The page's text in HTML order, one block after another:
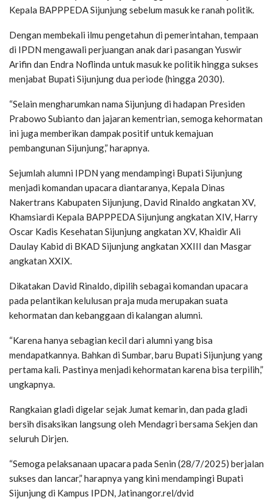
Kepala BAPPPEDA Sijunjung sebelum masuk ke ranah politik.
Dengan membekali ilmu pengetahun di pemerintahan, tempaan
di IPDN mengawali perjuangan anak dari pasangan Yuswir
Arifin dan Endra Noflinda untuk masuk ke politik hingga sukses
menjabat Bupati Sijunjung dua periode (hingga 2030).
“Selain mengharumkan nama Sijunjung di hadapan Presiden
Prabowo Subianto dan jajaran kementrian, semoga kehormatan
ini juga memberikan dampak positif untuk kemajuan
pembangunan Sijunjung,” harapnya.
Sejumlah alumni IPDN yang mendampingi Bupati Sijunjung
menjadi komandan upacara diantaranya, Kepala Dinas
Nakertrans Kabupaten Sijunjung, David Rinaldo angkatan XV,
Khamsiardi Kepala BAPPPEDA Sijunjung angkatan XIV, Harry
Oscar Kadis Kesehatan Sijunjung angkatan XV, Khaidir Ali
Daulay Kabid di BKAD Sijunjung angkatan XXIII dan Masgar
angkatan XXIX.
Dikatakan David Rinaldo, dipilih sebagai komandan upacara
pada pelantikan kelulusan praja muda merupakan suata
kehormatan dan kebanggaan di kalangan alumni.
“Karena hanya sebagian kecil dari alumni yang bisa
mendapatkannya. Bahkan di Sumbar, baru Bupati Sijunjung yang
pertama kali. Pastinya menjadi kehormatan karena bisa terpilih,”
ungkapnya.
Rangkaian gladi digelar sejak Jumat kemarin, dan pada gladi
bersih disaksikan langsung oleh Mendagri bersama Sekjen dan
seluruh Dirjen.
“Semoga pelaksanaan upacara pada Senin (28/7/2025) berjalan
sukses dan lancar,” harapnya yang kini mendampingi Bupati
Sijunjung di Kampus IPDN, Jatinangor.rel/dvid